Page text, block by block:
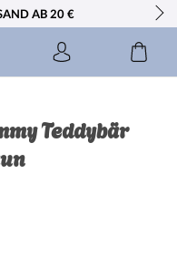
AB 20 €
Teddybär